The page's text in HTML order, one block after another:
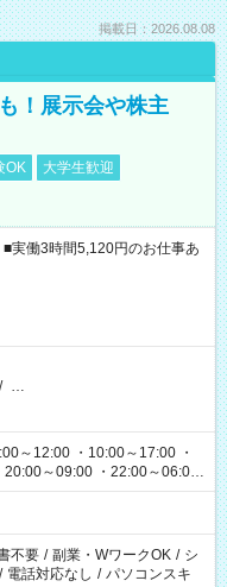
掲載日：2026.08.08
！展示会や株主
OK
大学生歓迎
働3時間5,120円のお仕事あ
/ …
～12:00 ・10:00～17:00 ・
～09:00 ・22:00～06:00
不要 / 副業・WワークOK / シ
/ 電話対応なし / パソコンスキ